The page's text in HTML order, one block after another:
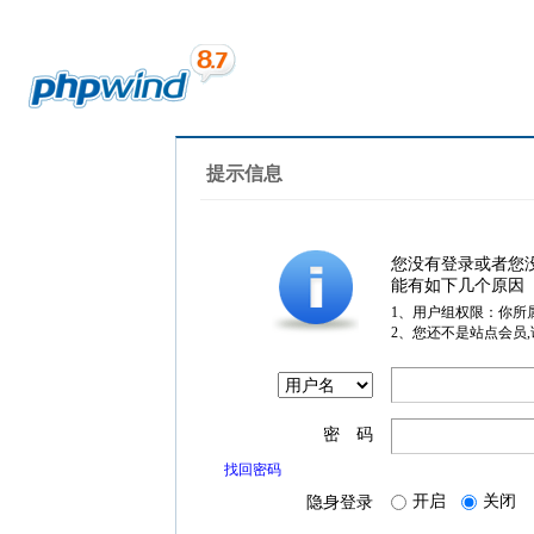
提示信息
您没有登录或者您
能有如下几个原因
1、用户组权限：你所
2、您还不是站点会员
密 码
找回密码
隐身登录 开启 关闭